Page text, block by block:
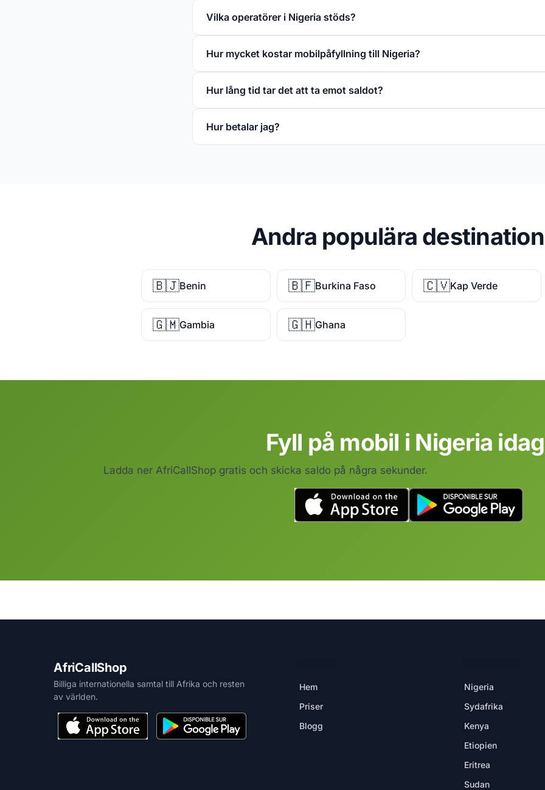
Vilka operatörer i Nigeria stöds?
Hur mycket kostar mobilpåfyllning till Nigeria?
Hur lång tid tar det att ta emot saldot?
Hur betalar jag?
Andra populära
🇧🇯Benin 🇧🇫Burkina Faso 🇨🇻Kap Verde
🇬🇲Gambia 🇬🇭Ghana
Fyll på mobil i Nigeria
Ladda ner AfriCallShop gratis och skicka saldo på några sekunder.
AfriCallShop
Billiga internationella samtal till Afrika och resten
av världen.
Hem
Priser
Blogg
Nigeria
Sydafrika
Kenya
Etiopien
Eritrea
Sudan